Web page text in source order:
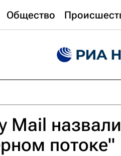
Общество
Mail
потоке"